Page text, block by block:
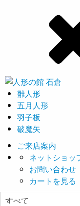
雛人形
五月人形
羽子板
破魔矢
ご来店案内
ネットショッ
お問い合わせ
カートを見る